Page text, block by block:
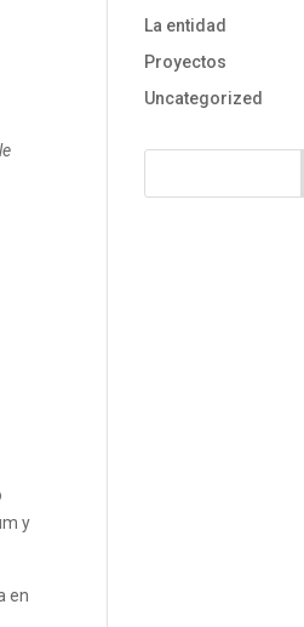
y
en
La entidad
Proyectos
Uncategorized